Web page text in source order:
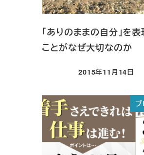
「ありのままの自分」を
ことがなぜ大切なのか
投稿日
2015年11月14日
ブ